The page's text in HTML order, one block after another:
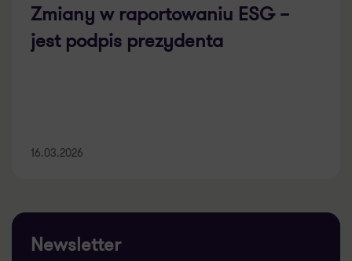
Zmiany w raportowaniu ESG –
jest podpis prezydenta
16.03.2026
Newsletter